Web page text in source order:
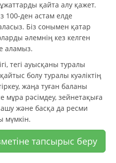
қайта алу қажет.
100-ден астам елде
Біз сонымен қатар
әлемнің кез келген
аламыз.
тегі ауысқаны туралы
болу туралы куәліктің
жаңа туған баланы
мұра рәсімдеу, зейнетақыға
және басқа да ресми
мүмкін.
тапсырыс беру